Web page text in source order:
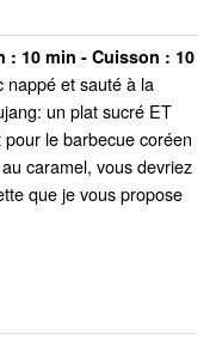
: 10 min - Cuisson : 10
nappé et sauté à la
un plat sucré ET
le barbecue coréen
caramel, vous devriez
que je vous propose